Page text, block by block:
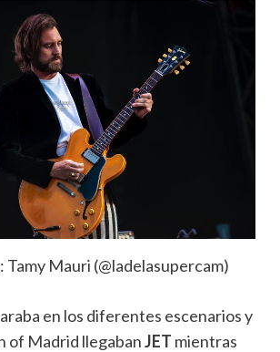
Tamy Mauri (@ladelasupercam)
en los diferentes escenarios y
of Madrid llegabanJET mientras